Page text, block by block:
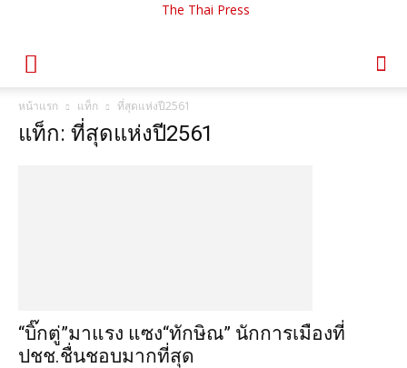
The Thai Press
หน้าแรก แท็ก ที่สุดแห่งปี2561
แท็ก: ที่สุดแห่งปี2561
“บิ๊กตู่”มาแรง แซง“ทักษิณ” นักการเมืองที่
ปชช.ชื่นชอบมากที่สุด